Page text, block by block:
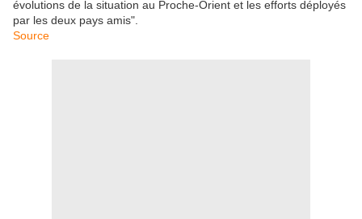
évolutions de la situation au Proche-Orient et les efforts déployés
par les deux pays amis".
Source